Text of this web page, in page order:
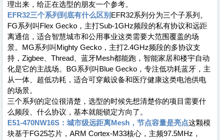
理出来，给正在选型的朋友一个参考。
EFR32三个系列到底有什么区别 EFR32系列分为三个子系列。
FG系列叫Flex Gecko，主打Sub-1GHz频段的私有协议和远距
离通信，适合智慧城市和公用事业这类需要大范围覆盖的场
景。MG系列叫Mighty Gecko，主打2.4GHz频段的多协议支
持，Zigbee、Thread、蓝牙Mesh都能跑，智能家居和楼宇自动
化是它的主战场。BG系列叫Blue Gecko，专注低功耗蓝牙，主
从一体、超低功耗，适合可穿戴设备和医疗健康这类电池供电
的场景。
三个系列的定位很清楚，选型的时候先想清楚你的项目需要什
么频段、什么协议，基本就能锁定方向了。
E51-470NW16S：城市级远距离Mesh，节点容量是亮点这颗模
块基于FG25芯片，ARM Cortex-M33核心，主频97.5MHz，